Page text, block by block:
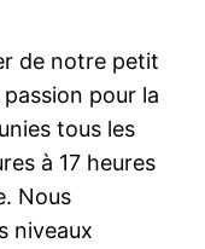
de notre petit
pour la
tous les
à 17 heures
Nous
niveaux